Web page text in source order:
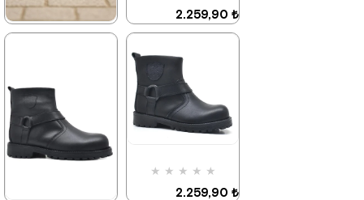
3.879,90 ₺
%42İndirim
Ücretsiz
Kargo
2.259,90 ₺
3.879,90 ₺
%42İndirim
Kargo
Son 1
Ürün
★ ★ ★ ★ ★
2.259,90 ₺